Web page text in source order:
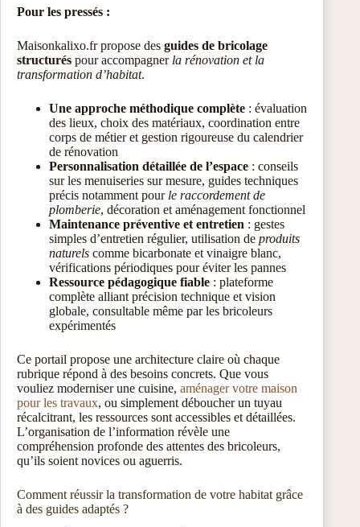
Pour les pressés :
Maisonkalixo.fr propose des guides de bricolage
structurés pour accompagner la rénovation et la
transformation d’habitat.
Une approche méthodique complète : évaluation
des lieux, choix des matériaux, coordination entre
corps de métier et gestion rigoureuse du calendrier
de rénovation
Personnalisation détaillée de l’espace : conseils
sur les menuiseries sur mesure, guides techniques
précis notamment pour le raccordement de
plomberie, décoration et aménagement fonctionnel
Maintenance préventive et entretien : gestes
simples d’entretien régulier, utilisation de produits
naturels comme bicarbonate et vinaigre blanc,
vérifications périodiques pour éviter les pannes
Ressource pédagogique fiable : plateforme
complète alliant précision technique et vision
globale, consultable même par les bricoleurs
expérimentés
Ce portail propose une architecture claire où chaque
rubrique répond à des besoins concrets. Que vous
vouliez moderniser une cuisine, aménager votre maison
pour les travaux, ou simplement déboucher un tuyau
récalcitrant, les ressources sont accessibles et détaillées.
L’organisation de l’information révèle une
compréhension profonde des attentes des bricoleurs,
qu’ils soient novices ou aguerris.
Comment réussir la transformation de votre habitat grâce
à des guides adaptés ?